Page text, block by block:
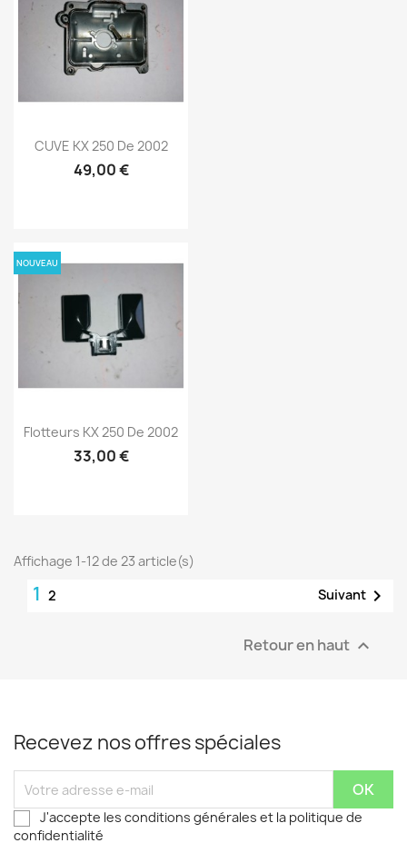
CUVE KX 250 De 2002
49,00 €
Flotteurs KX 250 De 2002
33,00 €
NOUVEAU
Affichage 1-12 de 23 article(s)
1 2 Suivant 
Retour en haut 
Recevez nos offres spéciales
J'accepte les conditions générales et la politique de
confidentialité